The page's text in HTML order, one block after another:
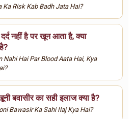
Ka Risk Kab Badh Jata Hai?
नहीं है पर खून आता है, क्या
Nahi Hai Par Blood Aata Hai, Kya
बवासीर का सही इलाज क्या है?
Bawasir Ka Sahi Ilaj Kya Hai?